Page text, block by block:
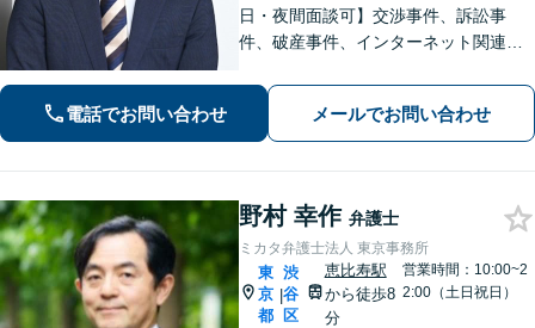
日・夜間面談可】交渉事件、訴訟事
件、破産事件、インターネット関連事
件など多様な法律問題に対応いたしま
す。法律問題を抱えるお客様の不安を
解消し、迅速に解決策を提供いたしま
す。
電話でお問い合わせ メールでお問い合わせ
野村 幸作 弁護士
ミカタ弁護士法人 東京事務所
東
京
都
|
渋
谷
区
恵比寿駅
から徒歩8
分
営業時間：10:00~2
2:00（土日祝日）